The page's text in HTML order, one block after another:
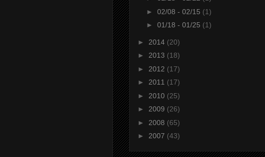
► 02/08 - 02/15 (1)
► 01/18 - 01/25 (1)
► 2014 (20)
► 2013 (18)
► 2012 (17)
► 2011 (17)
► 2010 (25)
► 2009 (26)
► 2008 (65)
► 2007 (43)